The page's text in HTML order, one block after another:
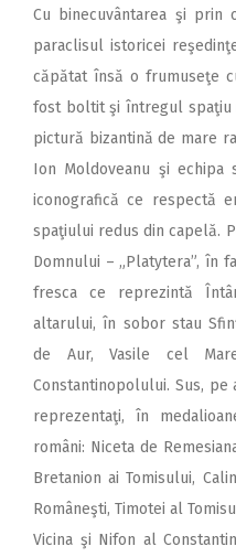
Cu binecuvântarea şi prin
paraclisul istoricei
căpătat însă o frumuseţe
fost boltit şi întregul spaţiu
pictură bizantină de mare
Ion Moldoveanu şi echipa
iconografică ce respectă
spaţiului redus din capelă.
Domnului – „Platytera”, în
fresca ce reprezintă
altarului, în sobor stau
de Aur, Vasile cel
Constantinopolului. Sus,
reprezentaţi, în
români: Niceta de
Bretanion ai Tomisului,
Româneşti, Timotei al
Vicina şi Nifon al